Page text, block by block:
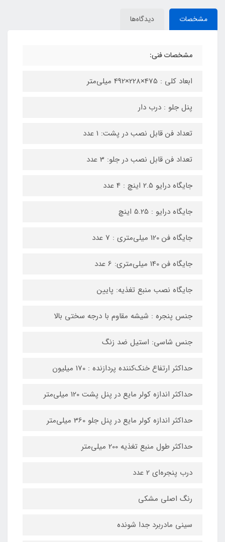
مشخصات دیدگاه‌ها
مشخصات فنی:
ابعاد کلی : 475×228×492 میلی‌متر
پنل جلو : درب دار
تعداد فن قابل نصب در پشت: 1 عدد
تعداد فن قابل نصب در جلو: 3 عدد
جایگاه درایو 2.5 اینچ : 4 عدد
جایگاه درایو : 5.25 اینچ
جایگاه فن 120 میلی‌متری : 7 عدد
جایگاه فن 140 میلی‌متری: 6 عدد
جایگاه نصب منبع تغذیه: پایین
جنس پنجره‌ : شیشه مقاوم با درجه سختی بالا
جنس شاسی: استیل ضد زنگ
حداکثر ارتفاع خنک‌کننده پردازنده : 170 میلیون
حداکثر اندازه کولر‌ مایع در پنل پشت 120 میلی‌متر
حداکثر اندازه کولر‌ مایع در پنل جلو 360 میلی‌متر
حداکثر طول منبع تغذیه 200 میلی‌متر
درب پنجره‌ای 2 عدد
رنگ اصلی مشکی
سینی مادربرد جدا شونده